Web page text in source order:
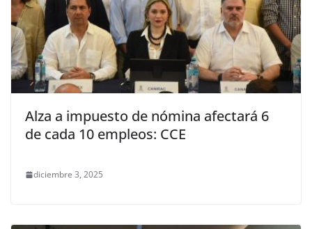
Alza a impuesto de nómina afectará 6
de cada 10 empleos: CCE
diciembre 3, 2025